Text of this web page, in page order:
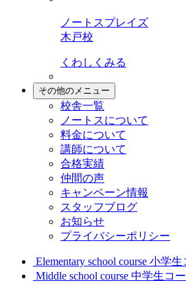
ノートスプレイズ
木戸校
くわしくみる
その他のメニュー
校舎一覧
ノートスについて
料金について
講師について
合格実績
仲間の声
キャンペーン情報
スタッフブログ
お知らせ
プライバシーポリシー
Elementary school course 小学生
Middle school course 中学生コ